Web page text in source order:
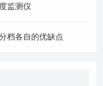
监测仪
档各自的优缺点